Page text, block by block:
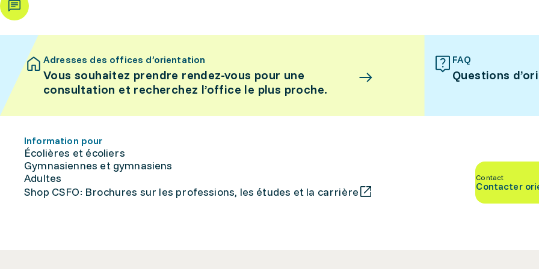
Adresses des offices d’orientation
Vous souhaitez prendre rendez-vous pour une
consultation et recherchez l’office le plus proche.
FAQ
Questions
Information pour
Écolières et écoliers
Gymnasiennes et gymnasiens
Adultes
Shop CSFO: Brochures sur les professions, les études et la carrière
Contact
Contacter